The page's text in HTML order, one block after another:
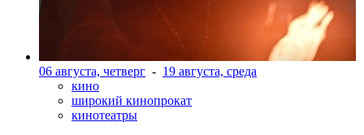
06 августа, четверг - 19 августа, среда
кино
широкий кинопрокат
кинотеатры